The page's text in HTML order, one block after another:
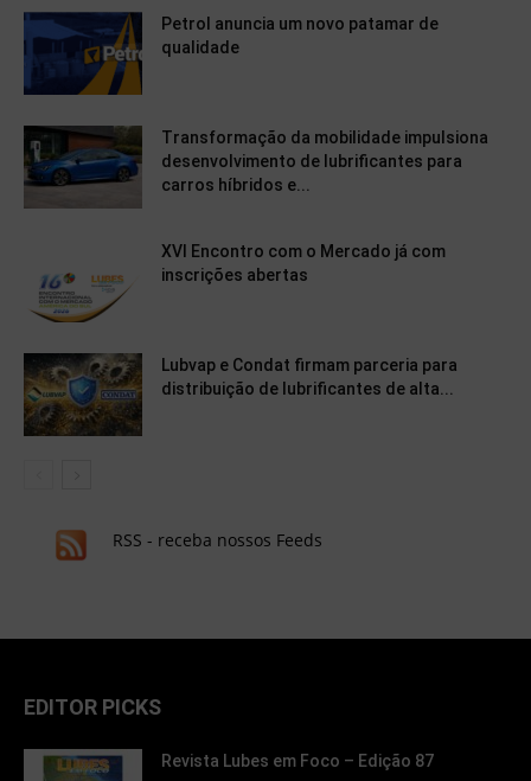
Petrol anuncia um novo patamar de
qualidade
Transformação da mobilidade impulsiona
desenvolvimento de lubrificantes para
carros híbridos e...
XVI Encontro com o Mercado já com
inscrições abertas
Lubvap e Condat firmam parceria para
distribuição de lubrificantes de alta...
RSS - receba nossos Feeds
EDITOR PICKS
Revista Lubes em Foco – Edição 87